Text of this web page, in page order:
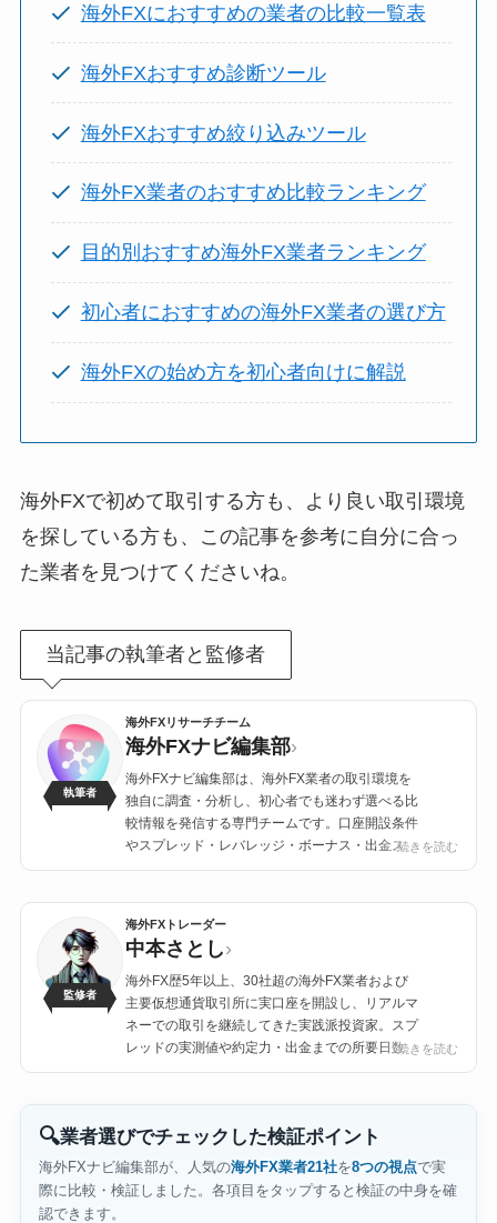
海外FXにおすすめの業者の比較一覧表
海外FXおすすめ診断ツール
海外FXおすすめ絞り込みツール
海外FX業者のおすすめ比較ランキング
目的別おすすめ海外FX業者ランキング
初心者におすすめの海外FX業者の選び方
海外FXの始め方を初心者向けに解説
海外FXで初めて取引する方も、より良い取引環境
を探している方も、この記事を参考に自分に合っ
た業者を見つけてくださいね。
当記事の執筆者と監修者
執筆者
海外FXリサーチチーム
海外FXナビ編集部›
海外FXナビ編集部は、海外FX業者の取引環境を
独自に調査・分析し、初心者でも迷わず選べる比
較情報を発信する専門チームです。口座開設条件
やスプレッド・レバレッジ・ボーナス・出金スピ
ード・サポート品質を徹底的に検証し、正確で信
…続きを読む
監修者
海外FXトレーダー
中本さとし›
海外FX歴5年以上、30社超の海外FX業者および
主要仮想通貨取引所に実口座を開設し、リアルマ
ネーでの取引を継続してきた実践派投資家。スプ
レッドの実測値や約定力・出金までの所要日数・
ボーナスの利用制限・サポート対応力を自ら体験
FXブローカーおよび仮想通貨FX（レバレッジ取
引）を並行運用しながら、為替・ゴールド・仮想
通貨の各市場でアクティブにトレードを継続中で
す。
...続きを読む
🔍業者選びでチェックした検証ポイント
海外FXナビ編集部が、人気の海外FX業者21社を8つの視点で実
際に比較・検証しました。各項目をタップすると検証の中身を確
認できます。